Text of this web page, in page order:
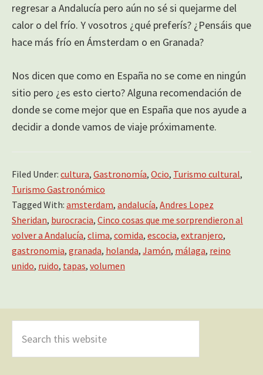
regresar a Andalucía pero aún no sé si quejarme del
calor o del frío. Y vosotros ¿qué preferís? ¿Pensáis que
hace más frío en Ámsterdam o en Granada?
Nos dicen que como en España no se come en ningún
sitio pero ¿es esto cierto? Alguna recomendación de
donde se come mejor que en España que nos ayude a
decidir a donde vamos de viaje próximamente.
Filed Under: cultura, Gastronomía, Ocio, Turismo cultural,
Turismo Gastronómico
Tagged With: amsterdam, andalucía, Andres Lopez
Sheridan, burocracia, Cinco cosas que me sorprendieron al
volver a Andalucía, clima, comida, escocia, extranjero,
gastronomia, granada, holanda, Jamón, málaga, reino
unido, ruido, tapas, volumen
Sidebar
this
website